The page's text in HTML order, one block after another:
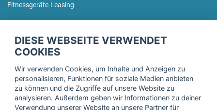
Fitnessgeräte-Leasing
Trage dich hier für unseren Newsletter ein und erhalte regelmäßig
Ich stimme der Verarbeitung meiner Daten, wie in der
DIESE WEBSEITE VERWENDET
COOKIES
Wir verwenden Cookies, um Inhalte und Anzeigen zu
personalisieren, Funktionen für soziale Medien anbieten
zu können und die Zugriffe auf unsere Website zu
analysieren. Außerdem geben wir Informationen zu deiner
Verwendung unserer Website an unsere Partner für